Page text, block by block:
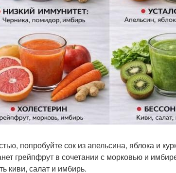
попробуйте сок из апельсина, яблока и
грейпфрут в сочетании с морковью и
киви, салат и имбирь.